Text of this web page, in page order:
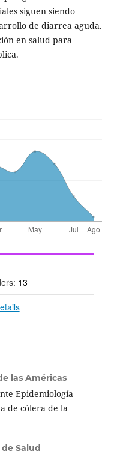
siguen siendo
de diarrea aguda.
en salud para
13
las Américas
Epidemiología
de cólera de la
Salud